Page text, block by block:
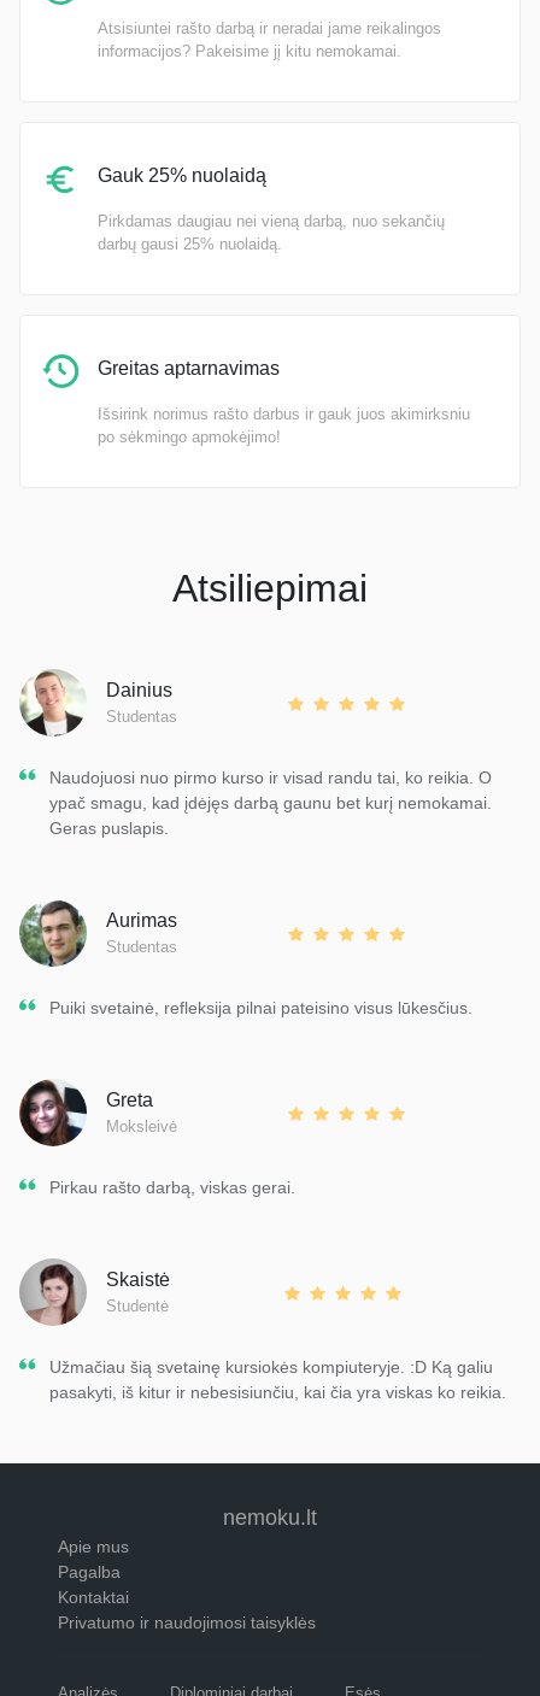
Atsisiuntei rašto darbą ir neradai jame reikalingos
informacijos? Pakeisime jį kitu nemokamai.
Gauk 25% nuolaidą
Pirkdamas daugiau nei vieną darbą, nuo sekančių
darbų gausi 25% nuolaidą.
Greitas aptarnavimas
Išsirink norimus rašto darbus ir gauk juos akimirksniu
po sėkmingo apmokėjimo!
Atsiliepimai
Dainius
Studentas
Naudojuosi nuo pirmo kurso ir visad randu tai, ko reikia. O
ypač smagu, kad įdėjęs darbą gaunu bet kurį nemokamai.
Geras puslapis.
Aurimas
Studentas
Puiki svetainė, refleksija pilnai pateisino visus lūkesčius.
Greta
Moksleivė
Pirkau rašto darbą, viskas gerai.
Skaistė
Studentė
Užmačiau šią svetainę kursiokės kompiuteryje. :D Ką galiu
pasakyti, iš kitur ir nebesisiunčiu, kai čia yra viskas ko reikia.
nemoku.lt
Apie mus
Pagalba
Kontaktai
Privatumo ir naudojimosi taisyklės